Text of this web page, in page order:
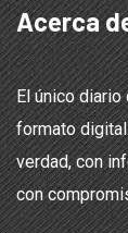
Acerca
El único
formato
verdad, con
con